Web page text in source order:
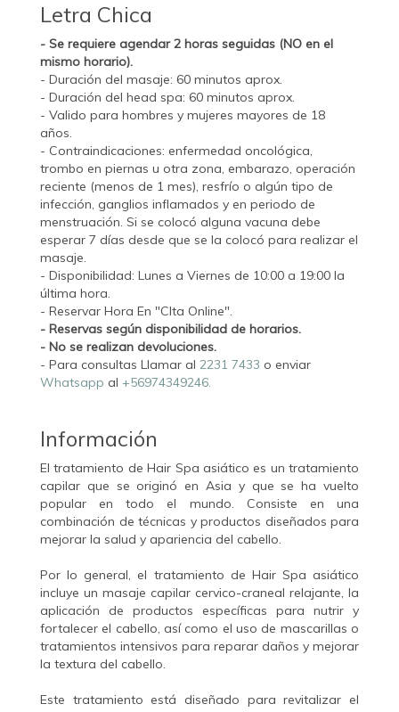
Letra Chica
- Se requiere agendar 2 horas seguidas (NO en el
mismo horario).
- Duración del masaje: 60 minutos aprox.
- Duración del head spa: 60 minutos aprox.
- Valido para hombres y mujeres mayores de 18
años.
- Contraindicaciones: enfermedad oncológica,
trombo en piernas u otra zona, embarazo, operación
reciente (menos de 1 mes), resfrío o algún tipo de
infección, ganglios inflamados y en periodo de
menstruación. Si se colocó alguna vacuna debe
esperar 7 días desde que se la colocó para realizar el
masaje.
- Disponibilidad: Lunes a Viernes de 10:00 a 19:00 la
última hora.
- Reservar Hora En "CIta Online".
- Reservas según disponibilidad de horarios.
- No se realizan devoluciones.
- Para consultas Llamar al 2231 7433 o enviar
Whatsapp al +56974349246.
Información
El tratamiento de Hair Spa asiático es un tratamiento
capilar que se originó en Asia y que se ha vuelto
popular en todo el mundo. Consiste en una
combinación de técnicas y productos diseñados para
mejorar la salud y apariencia del cabello.
Por lo general, el tratamiento de Hair Spa asiático
incluye un masaje capilar cervico-craneal relajante, la
aplicación de productos específicas para nutrir y
fortalecer el cabello, así como el uso de mascarillas o
tratamientos intensivos para reparar daños y mejorar
la textura del cabello.
Este tratamiento está diseñado para revitalizar el